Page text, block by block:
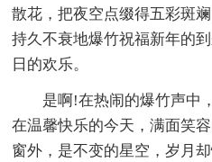
散花，把夜空点缀得五彩斑
持久不衰地爆竹祝福新年的
日的欢乐。
是啊!在热闹的爆竹声中
在温馨快乐的今天，满面笑
窗外，是不变的星空，岁月